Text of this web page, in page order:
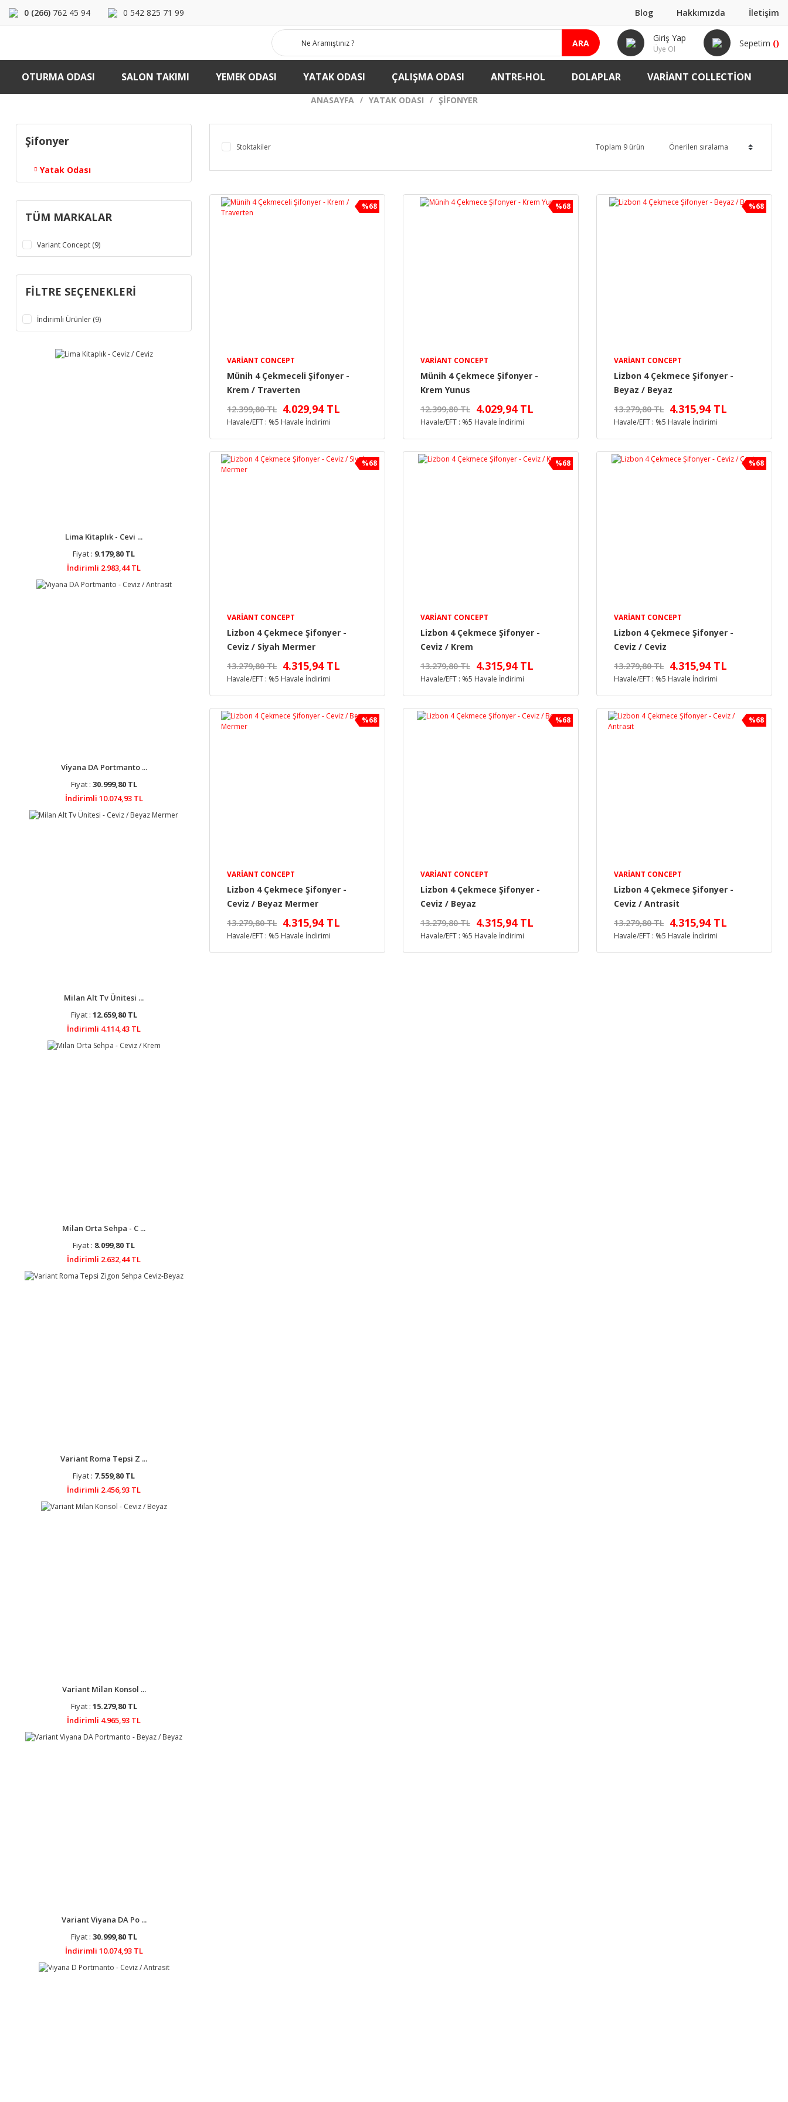
0 (266) 762 45 94 0 542 825 71 99 Blog Hakkımızda İletişim
ARA Giriş Yap
Üye Ol
Sepetim ()
OTURMA ODASI SALON TAKIMI YEMEK ODASI YATAK ODASI ÇALIŞMA ODASI ANTRE-HOL DOLAPLAR VARIANT COLLECTION
ANASAYFA YATAK ODASI ŞIFONYER
Şifonyer
Yatak Odası
TÜM MARKALAR
Variant Concept (9)
FILTRE SEÇENEKLERI
İndirimli Ürünler (9)
Lima Kitaplık - Cevi ...
Fiyat : 9.179,80 TL
İndirimli 2.983,44 TL
Viyana DA Portmanto ...
Fiyat : 30.999,80 TL
İndirimli 10.074,93 TL
Milan Alt Tv Ünitesi ...
Fiyat : 12.659,80 TL
İndirimli 4.114,43 TL
Milan Orta Sehpa - C ...
Fiyat : 8.099,80 TL
İndirimli 2.632,44 TL
Variant Roma Tepsi Z ...
Fiyat : 7.559,80 TL
İndirimli 2.456,93 TL
Variant Milan Konsol ...
Fiyat : 15.279,80 TL
İndirimli 4.965,93 TL
Variant Viyana DA Po ...
Fiyat : 30.999,80 TL
İndirimli 10.074,93 TL
Stoktakiler Toplam 9 ürün
%68
VARIANT CONCEPT
Münih 4 Çekmeceli Şifonyer -
Krem / Traverten
12.399,80 TL 4.029,94 TL
Havale/EFT : %5 Havale İndirimi
%68
VARIANT CONCEPT
Münih 4 Çekmece Şifonyer -
Krem Yunus
12.399,80 TL 4.029,94 TL
Havale/EFT : %5 Havale İndirimi
%68
VARIANT CONCEPT
Lizbon 4 Çekmece Şifonyer -
Beyaz / Beyaz
13.279,80 TL 4.315,94 TL
Havale/EFT : %5 Havale İndirimi
%68
VARIANT CONCEPT
Lizbon 4 Çekmece Şifonyer -
Ceviz / Siyah Mermer
13.279,80 TL 4.315,94 TL
Havale/EFT : %5 Havale İndirimi
%68
VARIANT CONCEPT
Lizbon 4 Çekmece Şifonyer -
Ceviz / Krem
13.279,80 TL 4.315,94 TL
Havale/EFT : %5 Havale İndirimi
%68
VARIANT CONCEPT
Lizbon 4 Çekmece Şifonyer -
Ceviz / Ceviz
13.279,80 TL 4.315,94 TL
Havale/EFT : %5 Havale İndirimi
%68
VARIANT CONCEPT
Lizbon 4 Çekmece Şifonyer -
Ceviz / Beyaz Mermer
13.279,80 TL 4.315,94 TL
Havale/EFT : %5 Havale İndirimi
%68
VARIANT CONCEPT
Lizbon 4 Çekmece Şifonyer -
Ceviz / Beyaz
13.279,80 TL 4.315,94 TL
Havale/EFT : %5 Havale İndirimi
%68
VARIANT CONCEPT
Lizbon 4 Çekmece Şifonyer -
Ceviz / Antrasit
13.279,80 TL 4.315,94 TL
Havale/EFT : %5 Havale İndirimi